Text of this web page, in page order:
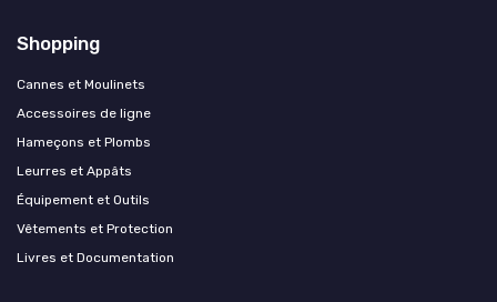
Shopping
Cannes et Moulinets
Accessoires de ligne
Hameçons et Plombs
Leurres et Appâts
Équipement et Outils
Vêtements et Protection
Livres et Documentation